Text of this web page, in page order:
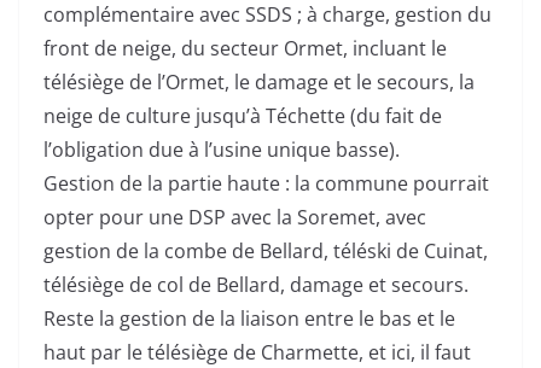
complémentaire avec SSDS ; à charge, gestion du
front de neige, du secteur Ormet, incluant le
télésiège de l’Ormet, le damage et le secours, la
neige de culture jusqu’à Téchette (du fait de
l’obligation due à l’usine unique basse).
Gestion de la partie haute : la commune pourrait
opter pour une DSP avec la Soremet, avec
gestion de la combe de Bellard, téléski de Cuinat,
télésiège de col de Bellard, damage et secours.
Reste la gestion de la liaison entre le bas et le
haut par le télésiège de Charmette, et ici, il faut